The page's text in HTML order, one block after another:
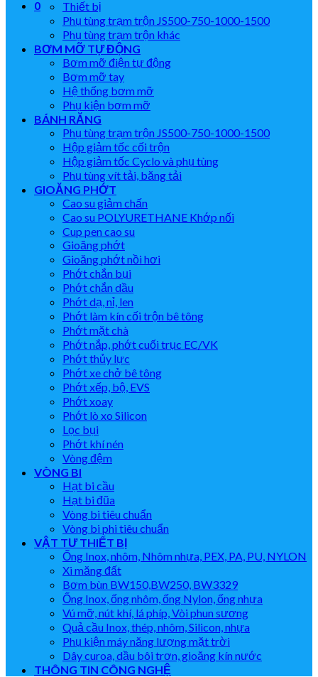
0
Thiết bị
Phụ tùng trạm trộn JS500-750-1000-1500
Phụ tùng trạm trộn khác
BƠM MỠ TỰ ĐỘNG
Bơm mỡ điện tự động
Bơm mỡ tay
Hệ thống bơm mỡ
Phụ kiện bơm mỡ
BÁNH RĂNG
Phụ tùng trạm trộn JS500-750-1000-1500
Hộp giảm tốc cối trộn
Hộp giảm tốc Cyclo và phụ tùng
Phụ tùng vít tải, băng tải
GIOĂNG PHỚT
Cao su giảm chấn
Cao su POLYURETHANE Khớp nối
Cup pen cao su
Gioăng phớt
Gioăng phớt nồi hơi
Phớt chắn bụi
Phớt chắn dầu
Phớt dạ, nỉ, len
Phớt làm kín cối trộn bê tông
Phớt mặt chà
Phớt nắp, phớt cuối trục EC/VK
Phớt thủy lực
Phớt xe chở bê tông
Phớt xếp, bộ, EVS
Phớt xoay
Phớt lò xo Silicon
Lọc bụi
Phớt khí nén
Vòng đệm
VÒNG BI
Hạt bi cầu
Hạt bi đũa
Vòng bi tiêu chuẩn
Vòng bi phi tiêu chuẩn
VẬT TƯ THIẾT BỊ
Ống Inox, nhôm, Nhôm nhựa, PEX, PA, PU, NYLON
Xi măng đất
Bơm bùn BW150,BW250, BW3329
Ống Inox, ống nhôm, ống Nylon, ống nhựa
Vú mỡ, nút khí, lá phíp, Vòi phun sương
Quả cầu Inox, thép, nhôm, Silicon, nhựa
Phụ kiện máy năng lượng mặt trời
Dây curoa, dầu bôi trơn, gioăng kín nước
THÔNG TIN CÔNG NGHỆ